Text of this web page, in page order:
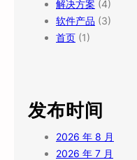
解决方案 (4)
软件产品 (3)
首页 (1)
发布时间
2026 年 8 月
2026 年 7 月